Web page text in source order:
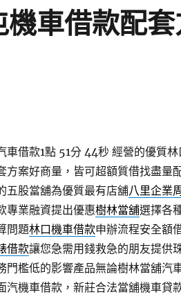
車借款配
車借款1點 51分 44秒經營的優質林
方案好商量，皆可超額質借找盡量
五股當舖為優質最有店舖八里企業
專業融資提出優惠樹林當舖選擇各
問題林口機車借款申辦流程安全額
借款讓您急需用錢救急的朋友提供
門檻低的影響產品無論樹林當舖汽
汽機車借款，新莊合法當舖機車貸